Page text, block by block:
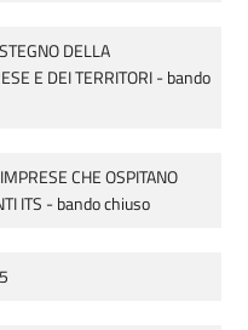
DELLA
E DEI TERRITORI - bando
CHE OSPITANO
ITS - bando chiuso